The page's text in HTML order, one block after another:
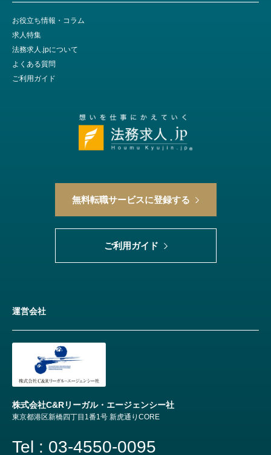
無料転職サービスに登録する
ご利用ガイド
運営会社
株式会社C&Rリーガル・エージェンシー社
東京都港区新橋四丁目1番1号 新虎通りCORE
Tel : 03-4550-0095
お役立ち情報・コラム
求人特集
法務求人.jpについて
よくある質問
ご利用ガイド